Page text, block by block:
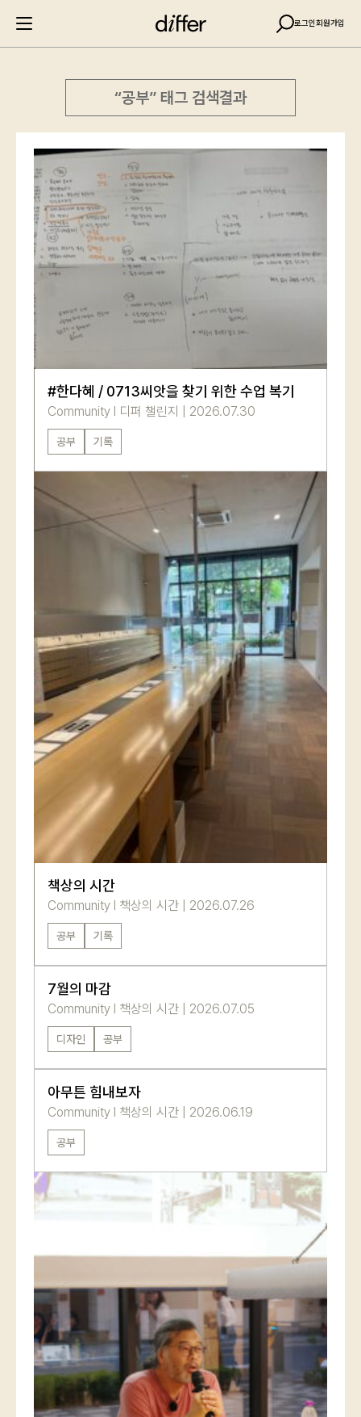
로그인회원가입
“공부” 태그 검색결과
#한다혜 / 0713씨앗을 찾기 위한 수업 복기
Community l 디퍼 챌린지 2026.07.30
공부 기록
책상의 시간
Community 책상의 시간 2026.07.26
공부 기록
7월의 마감
Community 책상의 시간 2026.07.05
디자인 공부
아무튼 힘내보자
Community 책상의 시간 2026.06.19
공부
로그인
카카오로 시작하기
로그인 상태 유지